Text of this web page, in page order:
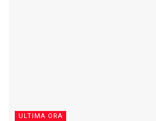
ULTIMA ORA